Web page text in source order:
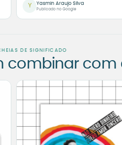
Y Yasmin Araujo Silva
Publicado no Google
DE SIGNIFICADO
combinar com